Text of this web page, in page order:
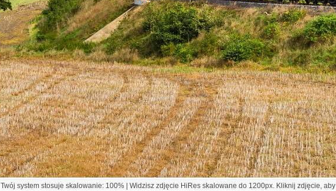
Twój system stosuje skalowanie: 100% | Widzisz zdjęcie HiRes skalowane do 1200px. Kliknij zdjęcie,